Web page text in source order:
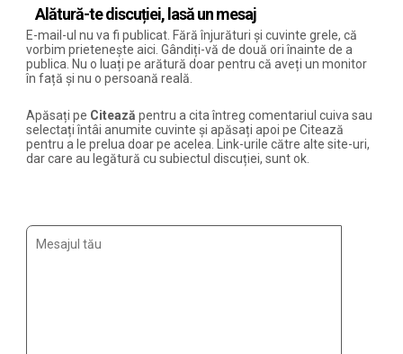
Alătură-te discuției, lasă un mesaj
E-mail-ul nu va fi publicat. Fără înjurături și cuvinte grele, că
vorbim prietenește aici. Gândiți-vă de două ori înainte de a
publica. Nu o luați pe arătură doar pentru că aveți un monitor
în față și nu o persoană reală.
Apăsați pe Citează pentru a cita întreg comentariul cuiva sau
selectați întâi anumite cuvinte și apăsați apoi pe Citează
pentru a le prelua doar pe acelea. Link-urile către alte site-uri,
dar care au legătură cu subiectul discuției, sunt ok.